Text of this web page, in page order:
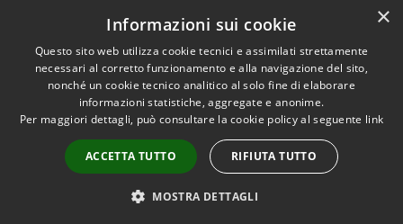
Dichiarazione di accessibilità
Accessibilità
Copyright © 2026 • Comune di
San Pellegrino Terme •
Powered byMunicipium
Accesso redazione
×
Informazioni sui cookie
Questo sito web utilizza cookie tecnici e assimilati strettamente
necessari al corretto funzionamento e alla navigazione del sito,
nonché un cookie tecnico analitico al solo fine di elaborare
informazioni statistiche, aggregate e anonime.
Per maggiori dettagli, può consultare la cookie policy al seguente link
ACCETTA TUTTO RIFIUTA TUTTO
MOSTRA DETTAGLI